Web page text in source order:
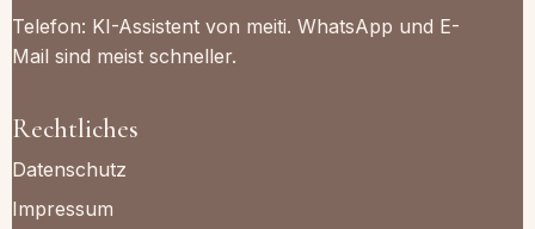
Telefon: KI-Assistent von meiti. WhatsApp und E-
Mail sind meist schneller.
Rechtliches
Datenschutz
Impressum